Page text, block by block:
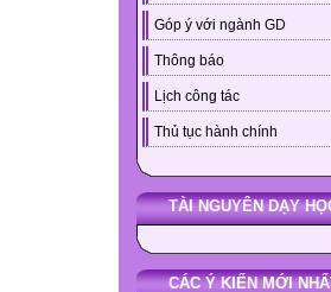
Góp ý với ngành GD
Thông báo
Lịch công tác
Thủ tục hành chính
TÀI NGUYÊN DẠY
CÁC Ý KIẾN MỚI